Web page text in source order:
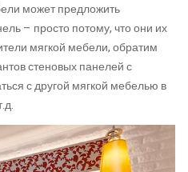
может предложить
– просто потому, что они их
мягкой мебели, обратим
стеновых панелей с
с другой мягкой мебелью в